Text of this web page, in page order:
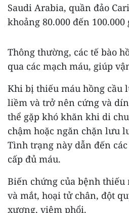
Saudi Arabia, quần đảo
khoảng 80.000 đến
Thông thường, các tế bào
qua các mạch máu, giúp
Khi bị thiếu máu hồng cầu
liềm và trở nên cứng và
thể gặp khó khăn khi di
chậm hoặc ngăn chặn lưu
Tình trạng này dẫn đến
cấp đủ máu.
Biến chứng của bệnh
và mắt, hoại tử chân, đột
xương, viêm phổi.